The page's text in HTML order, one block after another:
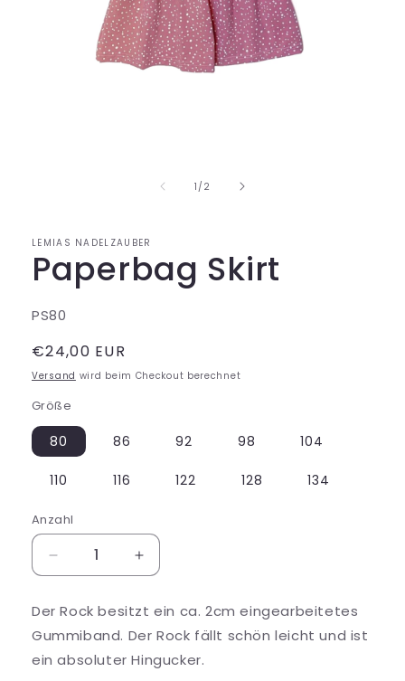
1 /von
2
LEMIAS NADELZAUBER
Paperbag Skirt
SKU:
PS80
Normaler
Preis
€24,00 EUR
Versand wird beim Checkout berechnet
Größe
80 86 92 98 104
110 116 122 128 134
Anzahl
Verringere
die
für
Paperbag
Skirt
Erhöhe
die
für
Paperbag
Skirt
Der Rock besitzt ein ca. 2cm eingearbeitetes
Gummiband. Der Rock fällt schön leicht und ist
ein absoluter Hingucker.